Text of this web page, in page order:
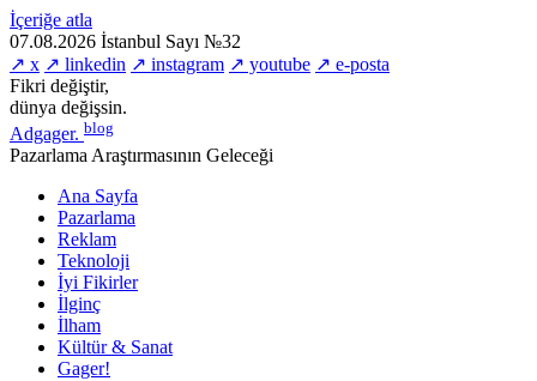
İçeriğe atla
07.08.2026 İstanbul Sayı №32
↗ x ↗ linkedin ↗ instagram ↗ youtube ↗ e-posta
Fikri değiştir,
dünya değişsin.
Adgager. blog
Pazarlama Araştırmasının Geleceği
Ana Sayfa
Pazarlama
Reklam
Teknoloji
İyi Fikirler
İlginç
İlham
Kültür & Sanat
Gager!